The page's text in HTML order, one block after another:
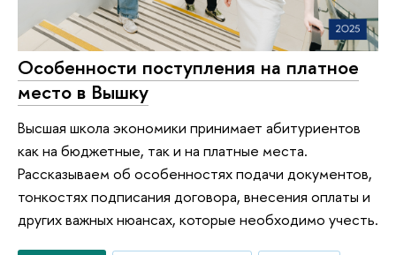
Особенности поступления на платное
место в Вышку
Высшая школа экономики принимает абитуриентов
как на бюджетные, так и на платные места.
Рассказываем об особенностях подачи документов,
тонкостях подписания договора, внесения оплаты и
других важных нюансах, которые необходимо учесть.